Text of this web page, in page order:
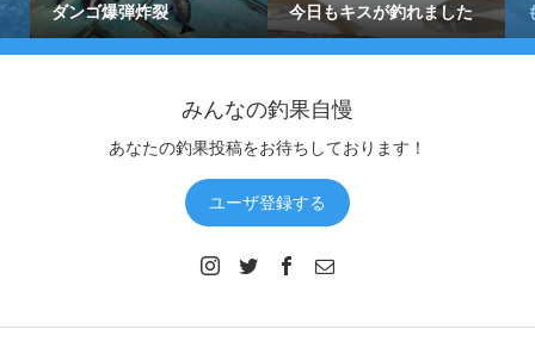
ダンゴ爆弾炸裂 今日もキスが釣れました
みんなの釣果自慢
あなたの釣果投稿をお待ちしております！
ユーザ登録する